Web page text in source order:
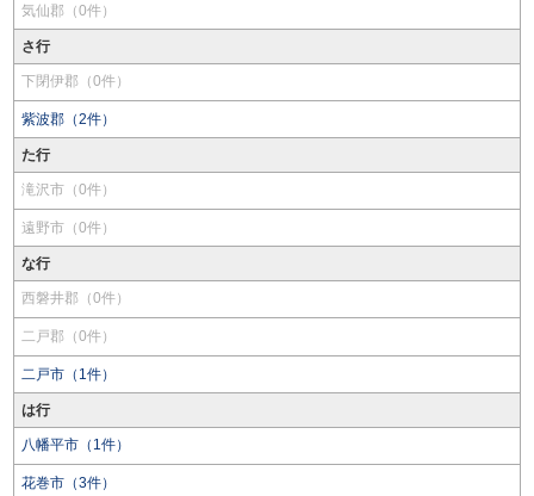
気仙郡（0件）
さ行
下閉伊郡（0件）
紫波郡（2件）
た行
滝沢市（0件）
遠野市（0件）
な行
西磐井郡（0件）
二戸郡（0件）
二戸市（1件）
は行
八幡平市（1件）
花巻市（3件）